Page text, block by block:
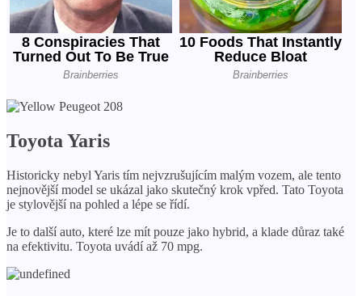
Toyota Yaris
Historicky nebyl Yaris tím nejvzrušujícím malým vozem, ale tento
nejnovější model se ukázal jako skutečný krok vpřed. Tato Toyota
je stylovější na pohled a lépe se řídí.
Je to další auto, které lze mít pouze jako hybrid, a klade důraz také
na efektivitu. Toyota uvádí až 70 mpg.